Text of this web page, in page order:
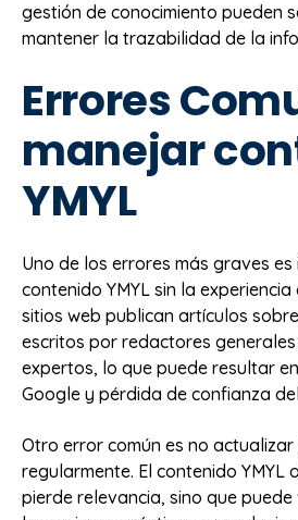
gestión de conocimiento pueden
mantener la trazabilidad de la
Errores
manejar
YMYL
Uno de los errores más graves
contenido YMYL sin la
sitios web publican artículos
escritos por redactores
expertos, lo que puede resultar
Google y pérdida de confianza
Otro error común es no
regularmente. El contenido YMYL
pierde relevancia, sino que